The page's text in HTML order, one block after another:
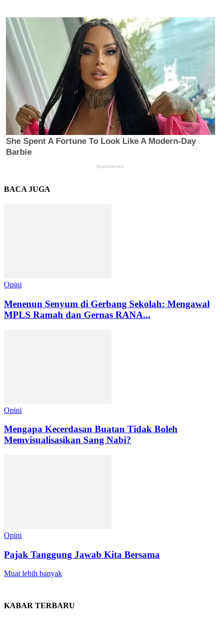
BACA JUGA
Opini
Menenun Senyum di Gerbang Sekolah: Mengawal
MPLS Ramah dan Gernas RANA...
Opini
Mengapa Kecerdasan Buatan Tidak Boleh
Memvisualisasikan Sang Nabi?
Opini
Pajak Tanggung Jawab Kita Bersama
Muat lebih banyak
KABAR TERBARU